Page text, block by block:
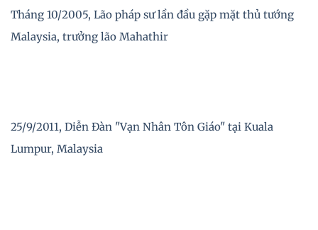
Tháng 10/2005, Lão pháp sư lần đầu gặp mặt thủ tướng
Malaysia, trưởng lão Mahathir
25/9/2011, Diễn Đàn "Vạn Nhân Tôn Giáo" tại Kuala
Lumpur, Malaysia